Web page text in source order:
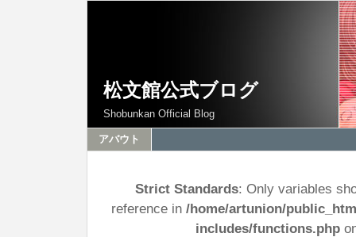
松文館公式ブログ
Shobunkan Official Blog
アバウト
Strict Standards: Only variables
reference in /home/artunion/
includes/functions.php